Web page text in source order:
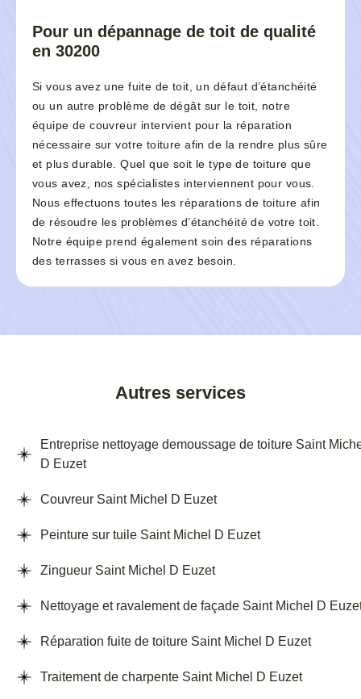
Pour un dépannage de toit de qualité
en 30200
Si vous avez une fuite de toit, un défaut d’étanchéité
ou un autre problème de dégât sur le toit, notre
équipe de couvreur intervient pour la réparation
nécessaire sur votre toiture afin de la rendre plus sûre
et plus durable. Quel que soit le type de toiture que
vous avez, nos spécialistes interviennent pour vous.
Nous effectuons toutes les réparations de toiture afin
de résoudre les problèmes d’étanchéité de votre toit.
Notre équipe prend également soin des réparations
des terrasses si vous en avez besoin.
Autres services
Entreprise nettoyage demoussage de toiture Saint
D Euzet
Couvreur Saint Michel D Euzet
Peinture sur tuile Saint Michel D Euzet
Zingueur Saint Michel D Euzet
Nettoyage et ravalement de façade Saint Michel D
Réparation fuite de toiture Saint Michel D Euzet
Traitement de charpente Saint Michel D Euzet